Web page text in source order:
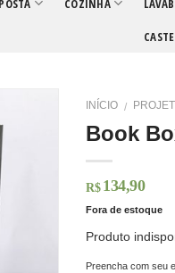
INÍCIO /
Book
R$ 134,90
Fora de estoque
Produto
Preencha com seu